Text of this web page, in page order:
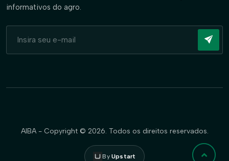
informativos do agro.
AIBA - Copyright © 2026. Todos os direitos reservados.
ByUpstart